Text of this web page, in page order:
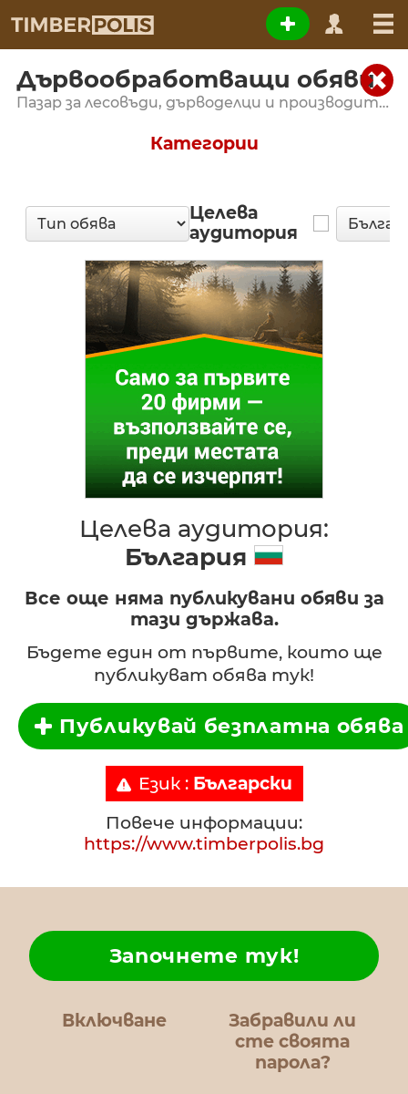
Дървообработващи обяви
Пазар за лесовъди, дърводелци и производители на мебели
Категории
Целева
аудитория
Целева аудитория:
България
Все още няма публикувани обяви за
тази държава.
Бъдете един от първите, които ще
публикуват обява тук!
Публикувай безплатна обява
Език : Български
Повече информации:
https://www.timberpolis.bg
Включване
Забравили ли
сте своята
парола?
Започнете тук!